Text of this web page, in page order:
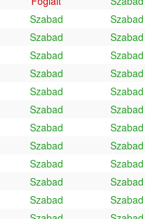
Szabad Szabad
Szabad Szabad
Szabad Szabad
Szabad Szabad
Szabad Szabad
Szabad Szabad
Szabad Szabad
Szabad Szabad
Szabad Szabad
Szabad Szabad
Szabad Szabad